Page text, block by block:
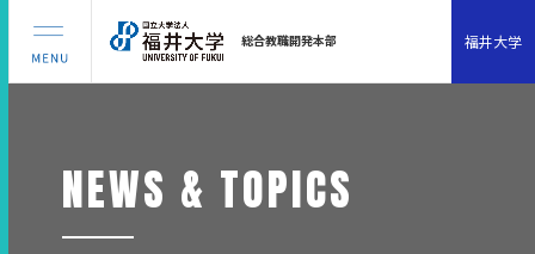
総合教職開発本部 福井大学
NEWS & TOPICS